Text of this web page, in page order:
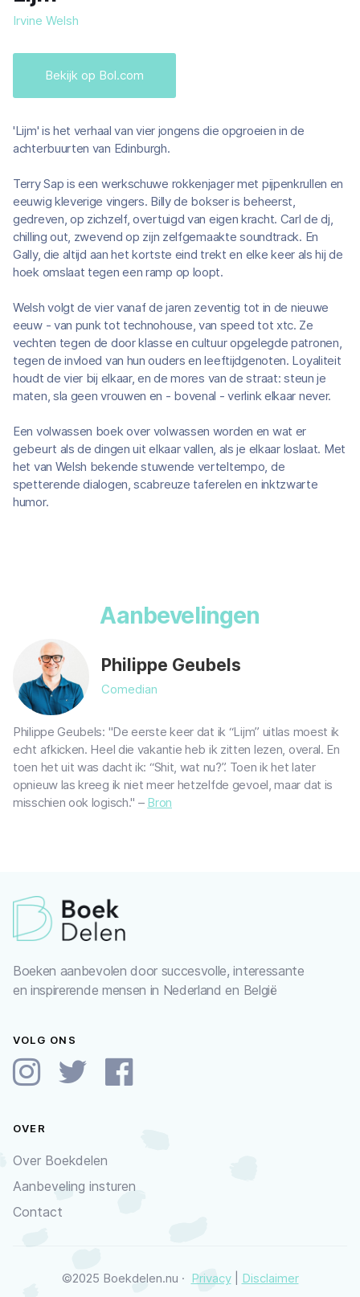
Irvine Welsh
Bekijk op Bol.com
'Lijm' is het verhaal van vier jongens die opgroeien in de
achterbuurten van Edinburgh.
Terry Sap is een werkschuwe rokkenjager met pijpenkrullen en
eeuwig kleverige vingers. Billy de bokser is beheerst,
gedreven, op zichzelf, overtuigd van eigen kracht. Carl de dj,
chilling out, zwevend op zijn zelfgemaakte soundtrack. En
Gally, die altijd aan het kortste eind trekt en elke keer als hij de
hoek omslaat tegen een ramp op loopt.
Welsh volgt de vier vanaf de jaren zeventig tot in de nieuwe
eeuw - van punk tot technohouse, van speed tot xtc. Ze
vechten tegen de door klasse en cultuur opgelegde patronen,
tegen de invloed van hun ouders en leeftijdgenoten. Loyaliteit
houdt de vier bij elkaar, en de mores van de straat: steun je
maten, sla geen vrouwen en - bovenal - verlink elkaar never.
Een volwassen boek over volwassen worden en wat er
gebeurt als de dingen uit elkaar vallen, als je elkaar loslaat. Met
het van Welsh bekende stuwende verteltempo, de
spetterende dialogen, scabreuze taferelen en inktzwarte
humor.
Aanbevelingen
Philippe Geubels
Comedian
Philippe Geubels: "De eerste keer dat ik “Lijm” uitlas moest ik
echt afkicken. Heel die vakantie heb ik zitten lezen, overal. En
toen het uit was dacht ik: “Shit, wat nu?”. Toen ik het later
opnieuw las kreeg ik niet meer hetzelfde gevoel, maar dat is
misschien ook logisch." – Bron
Boeken aanbevolen door succesvolle, interessante
en inspirerende mensen in Nederland en België
VOLG ONS
OVER
Over Boekdelen
Aanbeveling insturen
Contact
©2025 Boekdelen.nu · Privacy| Disclaimer